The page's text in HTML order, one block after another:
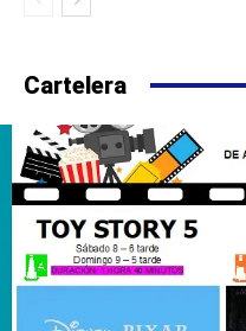
Cartelera